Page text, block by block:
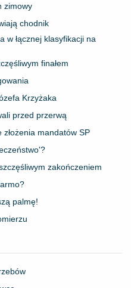
zimowy
chodnik
w łącznej klasyfikacji na
finałem
Krzyżaka
przed przerwą
mandatów SP
zakończeniem
palmę!